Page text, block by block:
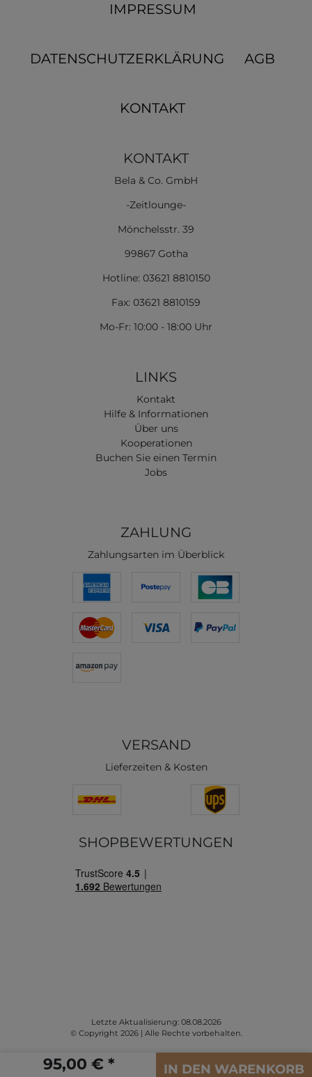
95,00 € * IN DEN WARENKORB
IMPRESSUM
DATENSCHUTZERKLÄRUNG AGB
KONTAKT
KONTAKT
Bela & Co. GmbH
-Zeitlounge-
Mönchelsstr. 39
99867 Gotha
Hotline: 03621 8810150
Fax: 03621 8810159
Mo-Fr: 10:00 - 18:00 Uhr
LINKS
Kontakt
Hilfe & Informationen
Über uns
Kooperationen
Buchen Sie einen Termin
Jobs
ZAHLUNG
Zahlungsarten im Überblick
VERSAND
Lieferzeiten & Kosten
SHOPBEWERTUNGEN
Letzte Aktualisierung: 08.08.2026
© Copyright 2026 | Alle Rechte vorbehalten.